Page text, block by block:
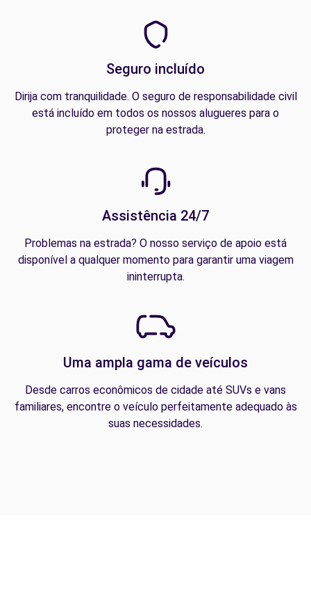
Seguro incluído
Dirija com tranquilidade. O seguro de responsabilidade civil
está incluído em todos os nossos alugueres para o
proteger na estrada.
Assistência 24/7
Problemas na estrada? O nosso serviço de apoio está
disponível a qualquer momento para garantir uma viagem
ininterrupta.
Uma ampla gama de veículos
Desde carros econômicos de cidade até SUVs e vans
familiares, encontre o veículo perfeitamente adequado às
suas necessidades.